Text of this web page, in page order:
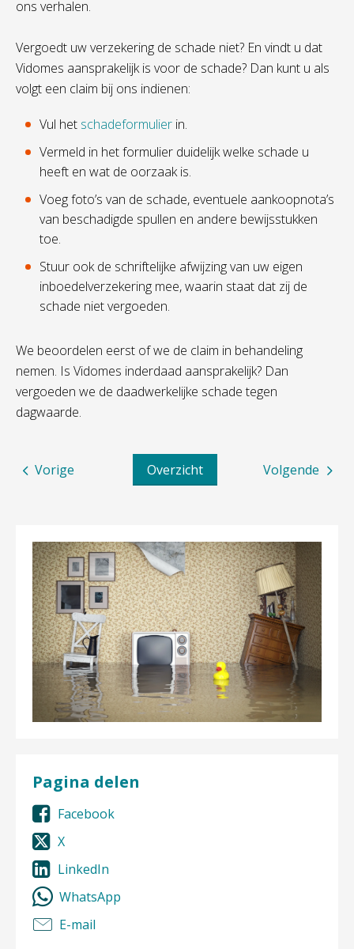
ons verhalen.
Vergoedt uw verzekering de schade niet? En vindt u dat
Vidomes aansprakelijk is voor de schade? Dan kunt u als
volgt een claim bij ons indienen:
Vul het schadeformulier in.
Vermeld in het formulier duidelijk welke schade u
heeft en wat de oorzaak is.
Voeg foto’s van de schade, eventuele aankoopnota’s
van beschadigde spullen en andere bewijsstukken
toe.
Stuur ook de schriftelijke afwijzing van uw eigen
inboedelverzekering mee, waarin staat dat zij de
schade niet vergoeden.
We beoordelen eerst of we de claim in behandeling
nemen. Is Vidomes inderdaad aansprakelijk? Dan
vergoeden we de daadwerkelijke schade tegen
dagwaarde.
Volgende
Overzicht
Vorige
Pagina delen
Facebook
X
LinkedIn
WhatsApp
E-mail